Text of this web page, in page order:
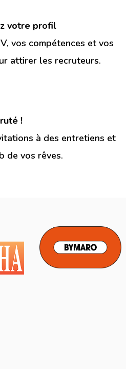
votre profil
vos compétences et vos
attirer les recruteurs.
!
à des entretiens et
de vos rêves.